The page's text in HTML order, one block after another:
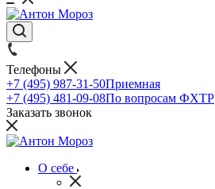
Телефоны
+7 (495) 987-31-50Приемная
+7 (495) 481-09-08По вопросам ФХТР
Заказать звонок
О себе